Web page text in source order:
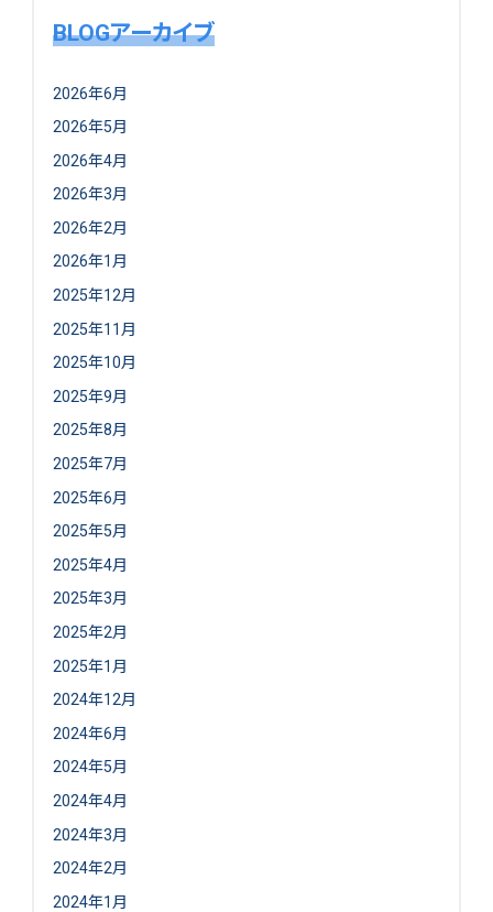
BLOGアーカイブ
2026年6月
2026年5月
2026年4月
2026年3月
2026年2月
2026年1月
2025年12月
2025年11月
2025年10月
2025年9月
2025年8月
2025年7月
2025年6月
2025年5月
2025年4月
2025年3月
2025年2月
2025年1月
2024年12月
2024年6月
2024年5月
2024年4月
2024年3月
2024年2月
2024年1月